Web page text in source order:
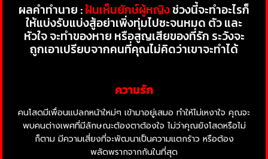
ผลคำทำนาย :ฝันเห็นยักษ์ผู้หญิงช่วงนี้จะทำอะไรก็
ให้แบ่งรับแบ่งสู้อย่าเพิ่งทุ่มไปซะจนหมด ตัว และ
หัวใจ จะทำของหาย หรือสูญเสียของที่รัก ระวังจะ
ถูกเอาเปรียบจากคนที่คุณไม่คิดว่าเขาจะทำได้
ความรัก
คนโสดมีเพื่อนแปลกหน้าใหม่ๆ เข้ามาอยู่เสมอ ทำให้ไม่เหงาใจ คุณจะ
พบคนต่างเพศที่มีลักษณะต้องตาต้องใจ ไม่ว่าคุณยังโสดหรือไม่
ก็ตาม มีความเสี่ยงที่จะพัฒนาเป็นความแตกร้าว หรือต้อง
พลัดพรากจากกันในที่สุด